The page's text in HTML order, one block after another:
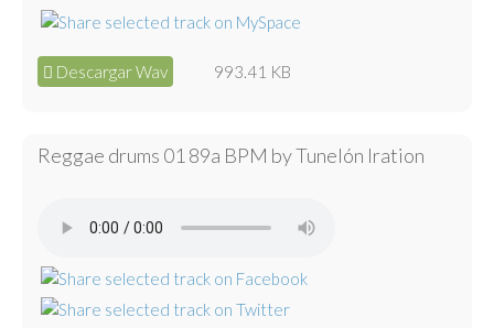
Descargar Wav 993.41 KB
Reggae drums 01 89a BPM by Tunelón Iration